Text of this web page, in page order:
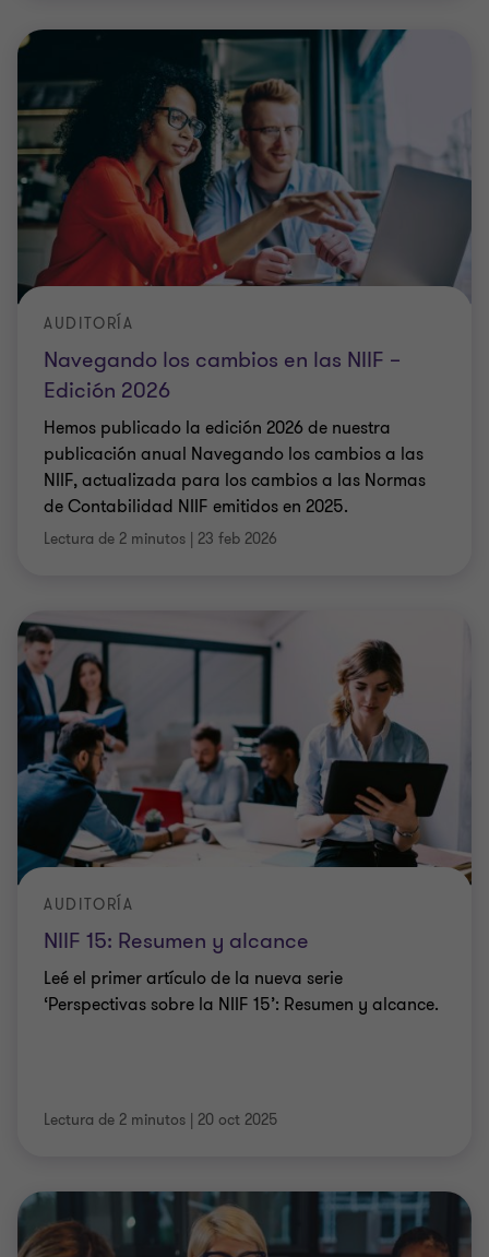
Navegando los cambios en las NIIF –
Edición 2026
AUDITORÍA
Hemos publicado la edición 2026 de nuestra
publicación anual Navegando los cambios a las
NIIF, actualizada para los cambios a las Normas
de Contabilidad NIIF emitidos en 2025.
Lectura de 2 minutos | 23 feb 2026
NIIF 15: Resumen y alcance
AUDITORÍA
Leé el primer artículo de la nueva serie
‘Perspectivas sobre la NIIF 15’: Resumen y alcance.
Lectura de 2 minutos | 20 oct 2025